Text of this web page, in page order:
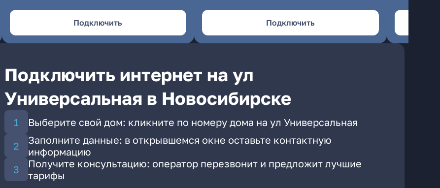
Подключить Подключить
Подключить интернет на ул
Универсальная в Новосибирске
Выберите свой дом: кликните по номеру дома на ул Универсальная
Заполните данные: в открывшемся окне оставьте контактную
информацию
Получите консультацию: оператор перезвонит и предложит лучшие
тарифы